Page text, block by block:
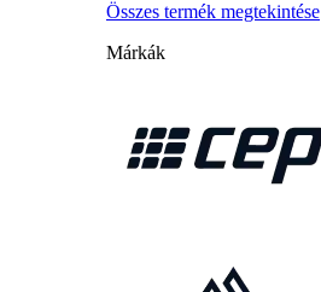
Összes termék megtekintése
Márkák